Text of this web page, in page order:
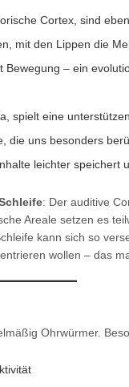
Cortex, sind
mit den Lippen die
– ein
spielt eine
die uns besonders
leichter speichert
: Der auditive
Areale setzen es
kann sich so
wollen – das
Ohrwürmer.